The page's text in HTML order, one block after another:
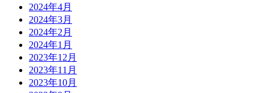
2024年4月
2024年3月
2024年2月
2024年1月
2023年12月
2023年11月
2023年10月